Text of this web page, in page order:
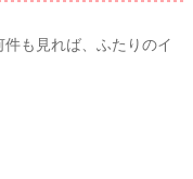
も見れば、ふたりのイ